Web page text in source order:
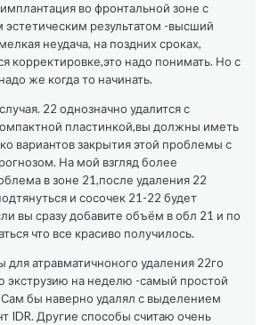
во фронтальной зоне с
результатом -высший
неудача, на поздних сроках,
корректировке,это надо понимать. Но с
же когда то начинать.
22 однозначно удалится с
пластинкой,вы должны иметь
вариантов закрытия этой проблемы с
На мой взгляд более
в зоне 21,после удаления 22
и сосочек 21-22 будет
вы сразу добавите объём в обл 21 и по
что все красиво получилось.
для атравматичноного удаления 22го
экструзию на неделю -самый простой
Сам бы наверно удалял с выделением
IDR. Другие способы считаю очень